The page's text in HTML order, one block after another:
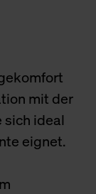
mit der
sich ideal
eignet.